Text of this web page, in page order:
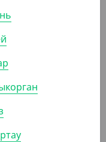
СООБЩИТЬ О